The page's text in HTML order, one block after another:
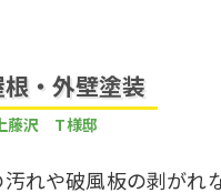
根・外壁塗装
藤沢 T様邸
れや破風板の剥がれ